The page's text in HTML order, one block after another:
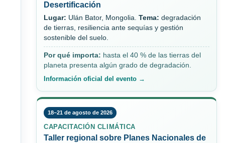
Desertificación
Lugar: Ulán Bator, Mongolia. Tema: degradación
de tierras, resiliencia ante sequías y gestión
sostenible del suelo.
Por qué importa: hasta el 40 % de las tierras del
planeta presenta algún grado de degradación.
Información oficial del evento →
18–21 de agosto de 2026
CAPACITACIÓN CLIMÁTICA
Taller regional sobre Planes Nacionales de